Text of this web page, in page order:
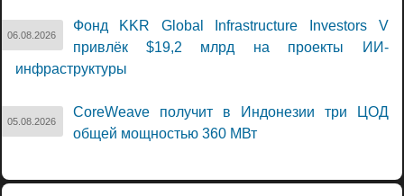
06.08.2026
Фонд KKR Global Infrastructure Investors V
привлёк $19,2 млрд на проекты ИИ-
инфраструктуры
05.08.2026
CoreWeave получит в Индонезии три ЦОД
общей мощностью 360 МВт